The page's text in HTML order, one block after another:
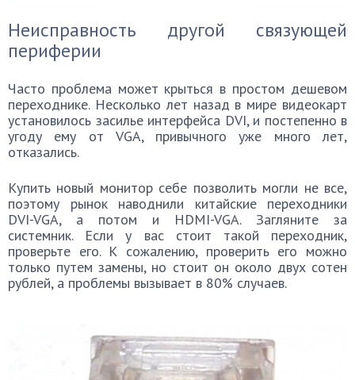
Неисправность другой связующей
периферии
Часто проблема может крыться в простом дешевом
переходнике. Несколько лет назад в мире видеокарт
установилось засилье интерфейса DVI, и постепенно в
угоду ему от VGA, привычного уже много лет,
отказались.
Купить новый монитор себе позволить могли не все,
поэтому рынок наводнили китайские переходники
DVI-VGA, а потом и HDMI-VGA. Загляните за
системник. Если у вас стоит такой переходник,
проверьте его. К сожалению, проверить его можно
только путем замены, но стоит он около двух сотен
рублей, а проблемы вызывает в 80% случаев.